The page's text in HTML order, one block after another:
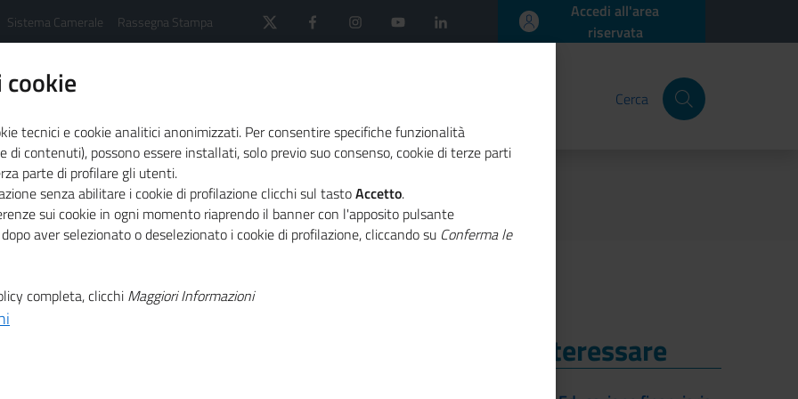
Sistema Camerale Rassegna Stampa
Accedi all'area
riservata
Cerca
sistema camerale
Agenda
dell'Europa imprenditoriale
incontri
Ti Potrebbe Interessare
tecnici e cookie analitici anonimizzati. Per consentire specifiche funzionalità
di contenuti), possono essere installati, solo previo suo consenso, cookie di terze parti
parte di profilare gli utenti.
senza abilitare i cookie di profilazione clicchi sul tastoAccetto.
sui cookie in ogni momento riaprendo il banner con l'apposito pulsante
aver selezionato o deselezionato i cookie di profilazione, cliccando su Conferma le
completa, clicchi Maggiori Informazioni